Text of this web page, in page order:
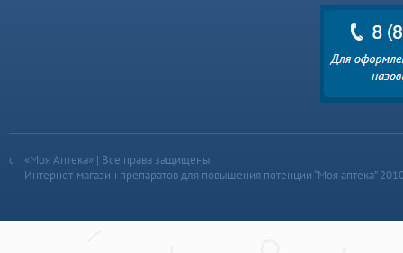
«Моя Аптека» | Все права защищены
Интернет-магазин препаратов для повышения потенции “Моя аптека”